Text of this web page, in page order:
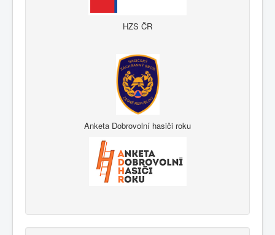
HZS ČR
Anketa Dobrovolní hasiči roku